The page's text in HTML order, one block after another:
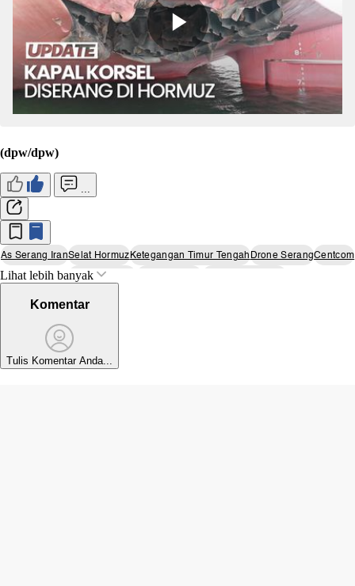
(dpw/dpw)
As Serang IranSelat HormuzKetegangan Timur TengahDrone SerangCentcom
Instalasi Radar
Lihat lebih banyak
Komentar
Tulis Komentar Anda...